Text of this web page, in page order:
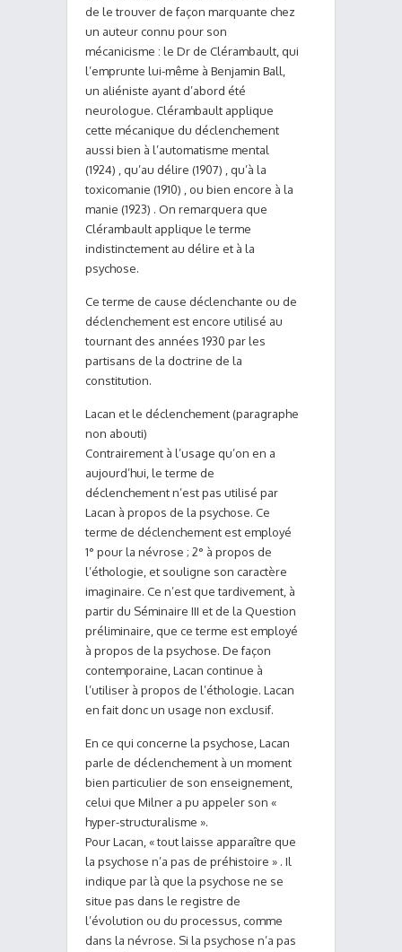
de le trouver de façon marquante chez
un auteur connu pour son
mécanicisme : le Dr de Clérambault, qui
l’emprunte lui-même à Benjamin Ball,
un aliéniste ayant d’abord été
neurologue. Clérambault applique
cette mécanique du déclenchement
aussi bien à l’automatisme mental
(1924) , qu’au délire (1907) , qu’à la
toxicomanie (1910) , ou bien encore à la
manie (1923) . On remarquera que
Clérambault applique le terme
indistinctement au délire et à la
psychose.
Ce terme de cause déclenchante ou de
déclenchement est encore utilisé au
tournant des années 1930 par les
partisans de la doctrine de la
constitution.
Lacan et le déclenchement (paragraphe
non abouti)
Contrairement à l’usage qu’on en a
aujourd’hui, le terme de
déclenchement n’est pas utilisé par
Lacan à propos de la psychose. Ce
terme de déclenchement est employé
1° pour la névrose ; 2° à propos de
l’éthologie, et souligne son caractère
imaginaire. Ce n’est que tardivement, à
partir du Séminaire III et de la Question
préliminaire, que ce terme est employé
à propos de la psychose. De façon
contemporaine, Lacan continue à
l’utiliser à propos de l’éthologie. Lacan
en fait donc un usage non exclusif.
En ce qui concerne la psychose, Lacan
parle de déclenchement à un moment
bien particulier de son enseignement,
celui que Milner a pu appeler son «
hyper-structuralisme ».
Pour Lacan, « tout laisse apparaître que
la psychose n’a pas de préhistoire » . Il
indique par là que la psychose ne se
situe pas dans le registre de
l’évolution ou du processus, comme
dans la névrose. Si la psychose n’a pas